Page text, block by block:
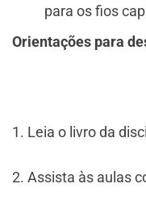
para os fios
Orientações para
1. Leia o livro da
2. Assista às aulas